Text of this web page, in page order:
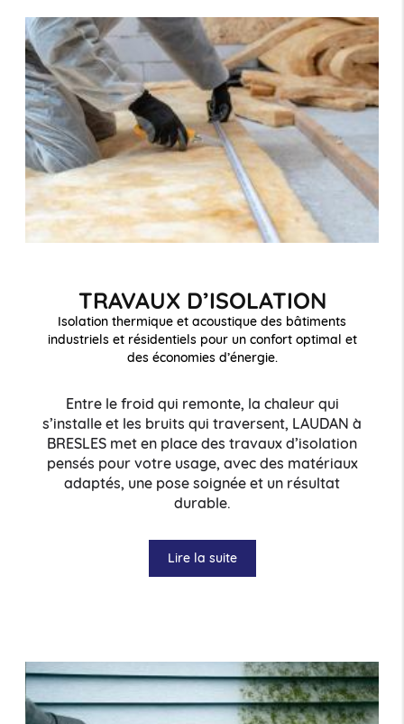
TRAVAUX D’ISOLATION
Isolation thermique et acoustique des bâtiments
industriels et résidentiels pour un confort optimal et
des économies d’énergie.
Entre le froid qui remonte, la chaleur qui
s’installe et les bruits qui traversent, LAUDAN à
BRESLES met en place des travaux d’isolation
pensés pour votre usage, avec des matériaux
adaptés, une pose soignée et un résultat
durable.
Lire la suite